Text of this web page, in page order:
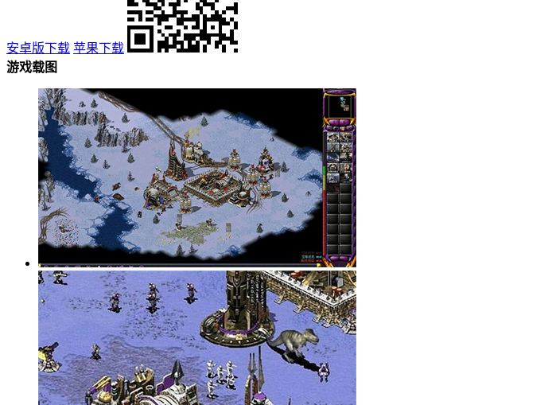
安卓版下载 苹果下载
游戏载图